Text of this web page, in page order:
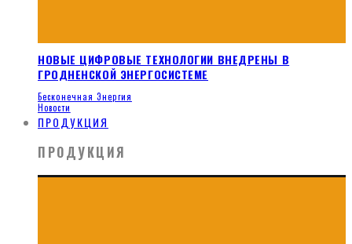
НОВЫЕ ЦИФРОВЫЕ ТЕХНОЛОГИИ ВНЕДРЕНЫ В
ГРОДНЕНСКОЙ ЭНЕРГОСИСТЕМЕ
Бесконечная Энергия
Новости
ПРОДУКЦИЯ
ПРОДУКЦИЯ